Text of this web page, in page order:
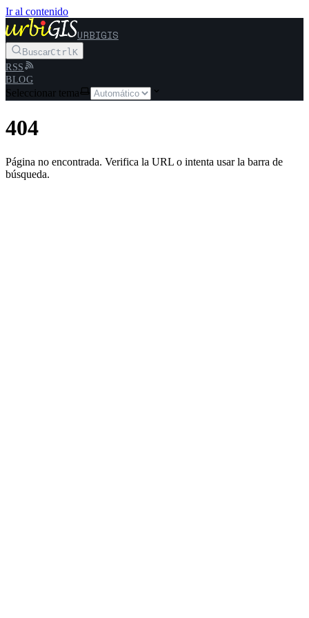
Ir al contenido
URBIGIS
BuscarCtrlK
RSS
BLOG
Seleccionar tema
404
Página no encontrada. Verifica la URL o intenta usar la barra de
búsqueda.